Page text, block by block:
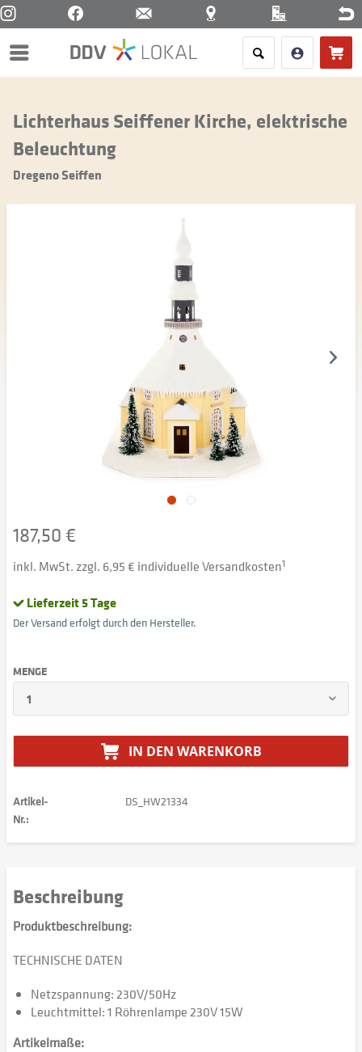
Menü
Lichterhaus Seiffener Kirche, elektrische
Beleuchtung
Dregeno Seiffen
187,50 €
inkl. MwSt. zzgl. 6,95 € individuelle Versandkosten1
Lieferzeit 5 Tage
Der Versand erfolgt durch den Hersteller.
MENGE
IN DEN WARENKORB
Artikel-
Nr.:
DS_HW21334
Beschreibung
Produktbeschreibung:
TECHNISCHE DATEN
Netzspannung: 230V/50Hz
Leuchtmittel: 1 Röhrenlampe 230V 15W
Artikelmaße: